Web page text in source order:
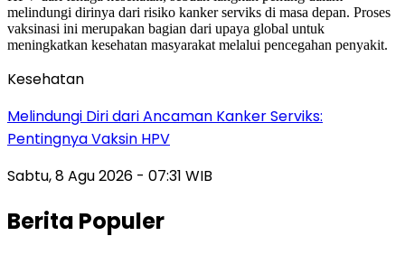
Kesehatan
Melindungi Diri dari Ancaman Kanker Serviks:
Pentingnya Vaksin HPV
Sabtu, 8 Agu 2026 - 07:31 WIB
Berita Populer